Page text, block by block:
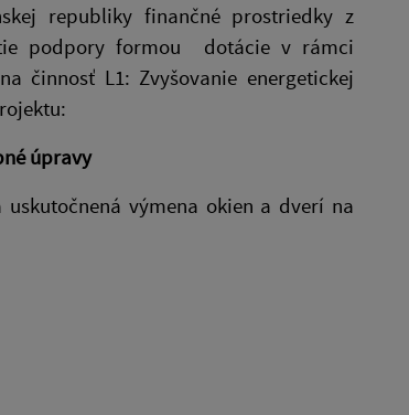
republiky finančné prostriedky z
podpory formou dotácie v rámci
činnosť L1: Zvyšovanie energetickej
úpravy
výmena okien a dverí na